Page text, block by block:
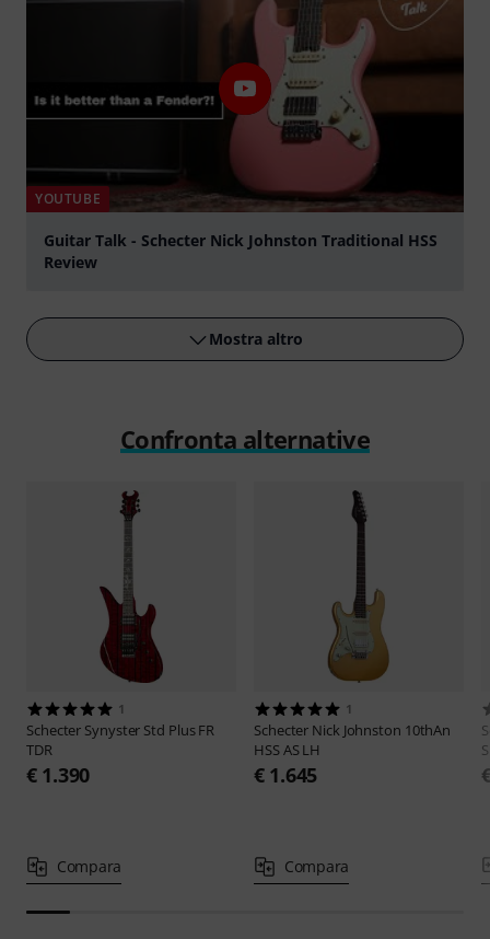
YOUTUBE
Guitar Talk - Schecter Nick Johnston Traditional HSS
Review
Mostra altro
Confronta alternative
1
Schecter Synyster Std Plus FR
TDR
€ 1.390
Compara
1
Schecter Nick Johnston 10thAn
HSS AS LH
€ 1.645
Compara